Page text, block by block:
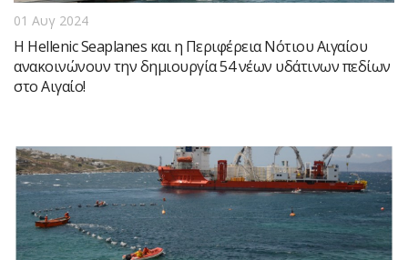
01 Αυγ 2024
Η Hellenic Seaplanes και η Περιφέρεια Νότιου Αιγαίου
ανακοινώνουν την δημιουργία 54 νέων υδάτινων πεδίων
στο Αιγαίο!